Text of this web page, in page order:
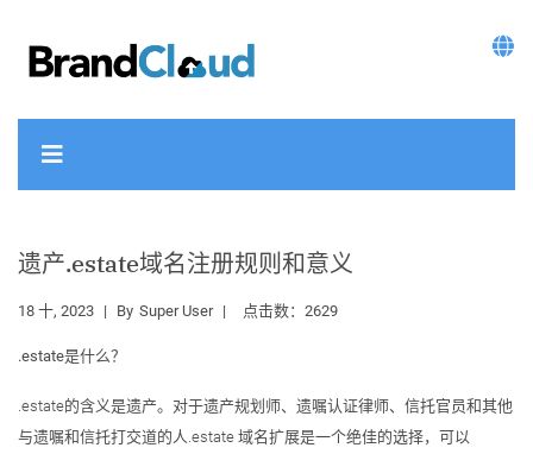
遗产.estate域名注册规则和意义
18 十, 2023 By Super User 点击数：2629
.estate是什么？
.estate的含义是遗产。对于遗产规划师、遗嘱认证律师、信托官员和其他
与遗嘱和信托打交道的人.estate 域名扩展是一个绝佳的选择，可以